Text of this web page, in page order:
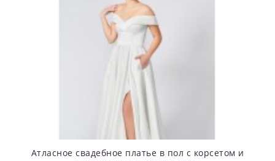
Атласное свадебное платье в пол с корсетом и